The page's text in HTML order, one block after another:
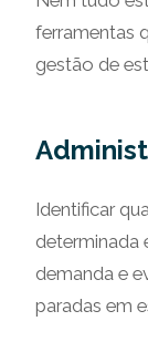
ferramentas
gestão de
Identificar
determinada
demanda e
paradas em